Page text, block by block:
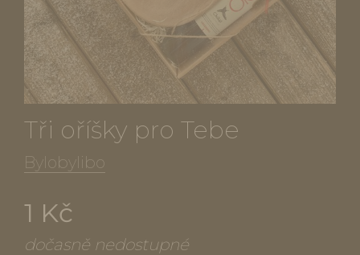
Tři oříšky pro Tebe
Bylobylibo
1 Kč
dočasně nedostupné